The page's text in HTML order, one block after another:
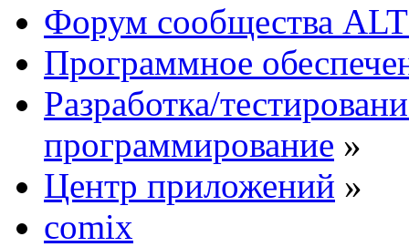
Форум сообщества
Программное
Разработка/
программирование »
Центр приложений »
comix